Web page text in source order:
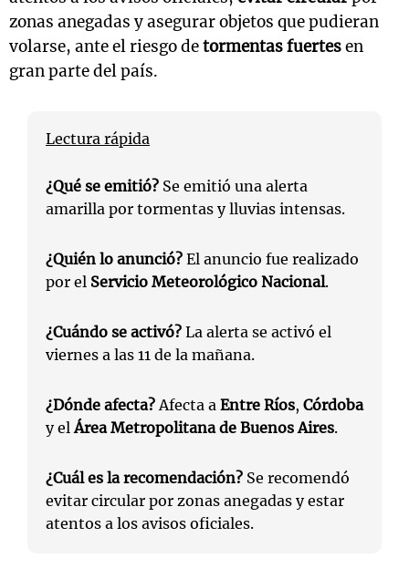
zonas anegadas y asegurar objetos que pudieran
volarse, ante el riesgo detormentas fuertesen
gran parte del país.
Lectura rápida
¿Qué se emitió? Se emitió una alerta
amarilla por tormentas y lluvias intensas.
¿Quién lo anunció? El anuncio fue realizado
por el Servicio Meteorológico Nacional.
¿Cuándo se activó? La alerta se activó el
viernes a las 11 de la mañana.
¿Dónde afecta?Afecta a Entre Ríos, Córdoba
y elÁrea Metropolitana de Buenos Aires.
¿Cuál es la recomendación? Se recomendó
evitar circular por zonas anegadas y estar
atentos a los avisos oficiales.